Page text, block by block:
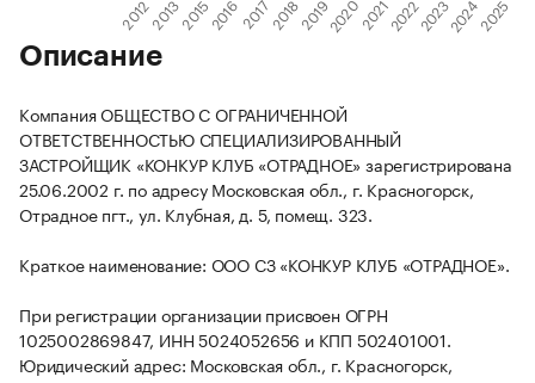
Описание
Компания ОБЩЕСТВО С ОГРАНИЧЕННОЙ
ОТВЕТСТВЕННОСТЬЮ СПЕЦИАЛИЗИРОВАННЫЙ
ЗАСТРОЙЩИК «КОНКУР КЛУБ «ОТРАДНОЕ» зарегистрирована
25.06.2002 г. по адресу Московская обл., г. Красногорск,
Отрадное пгт., ул. Клубная, д. 5, помещ. 323.
Краткое наименование: ООО СЗ «КОНКУР КЛУБ «ОТРАДНОЕ».
При регистрации организации присвоен ОГРН
1025002869847, ИНН 5024052656 и КПП 502401001.
Юридический адрес: Московская обл., г. Красногорск,